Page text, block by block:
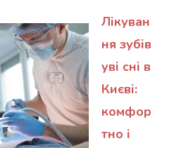
Лікуван
ня зубів
уві сні в
Києві:
комфор
тно і